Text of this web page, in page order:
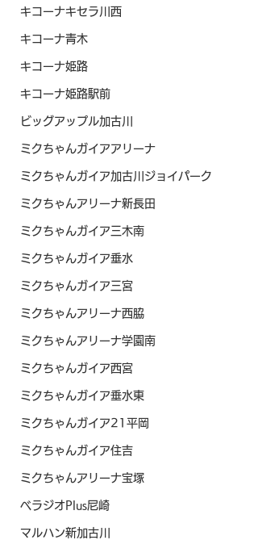
キコーナキセラ川西
キコーナ青木
キコーナ姫路
キコーナ姫路駅前
ビッグアップル加古川
ミクちゃんガイアアリーナ
ミクちゃんガイア加古川ジョイパーク
ミクちゃんアリーナ新長田
ミクちゃんガイア三木南
ミクちゃんガイア垂水
ミクちゃんガイア三宮
ミクちゃんアリーナ西脇
ミクちゃんアリーナ学園南
ミクちゃんガイア西宮
ミクちゃんガイア垂水東
ミクちゃんガイア21平岡
ミクちゃんガイア住吉
ミクちゃんアリーナ宝塚
ベラジオPlus尼崎
マルハン新加古川